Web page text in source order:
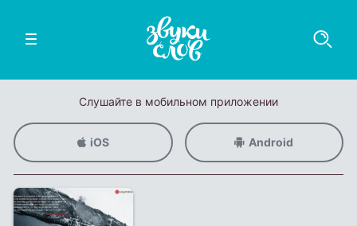
Слушайте в мобильном приложении
iOS Android